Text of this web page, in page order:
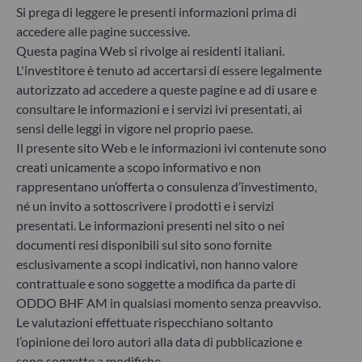
dei fondi trasparente, più comparabile e più facile
da comprendere per gli investitori. Articolo 6: Il
team di gestione non prende in considerazione i
rischi di sostenibilità o effetti negativi risultanti
dalle decisioni d’investimento sui fattori legati alla
sostenibilità nel processo decisionale
d’investimento. Articolo 8: Il team di gestione
affronta i rischi di sostenibilità integrando criteri
ESG (Ambientali e/o Sociali e/o di Governance) nei
suoi processi decisionali d’investimento. Articolo 9:
Il team di gestione persegue un rigido obiettivo
d’investimento sostenibile che apporti un
contributo significativo nel superare le sfide della
transizione ecologica e affronta i rischi di
sostenibilità avvalendosi dei rating forniti dal
fornitore di dati ESG esterno della Società di
gestione.
Si prega di leggere le presenti informazioni prima di
accedere alle pagine successive.
Questa pagina Web si rivolge ai residenti italiani.
L'investitore è tenuto ad accertarsi di essere legalmente
autorizzato ad accedere a queste pagine e ad di usare e
consultare le informazioni e i servizi ivi presentati, ai
sensi delle leggi in vigore nel proprio paese.
Il presente sito Web e le informazioni ivi contenute sono
creati unicamente a scopo informativo e non
rappresentano un’offerta o consulenza d’investimento,
né un invito a sottoscrivere i prodotti e i servizi
presentati. Le informazioni presenti nel sito o nei
documenti resi disponibili sul sito sono fornite
esclusivamente a scopi indicativi, non hanno valore
contrattuale e sono soggette a modifica da parte di
ODDO BHF AM in qualsiasi momento senza preavviso.
Le valutazioni effettuate rispecchiano soltanto
l’opinione dei loro autori alla data di pubblicazione e